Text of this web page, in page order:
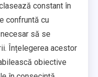
constant în
confruntă cu
să se
Înțelegerea acestor
obiective